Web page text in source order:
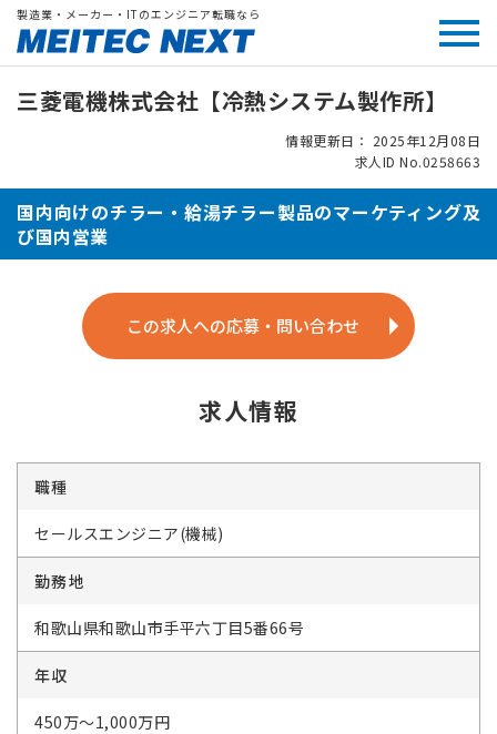
製造業・メーカー・ITのエンジニア転職なら
三菱電機株式会社【冷熱システム製作所】
情報更新日： 2025年12月08日
求人ID No.0258663
国内向けのチラー・給湯チラー製品のマーケティング及
び国内営業
この求人への応募・問い合わせ
求人情報
職種
セールスエンジニア(機械)
勤務地
和歌山県和歌山市手平六丁目5番66号
年収
450万～1,000万円